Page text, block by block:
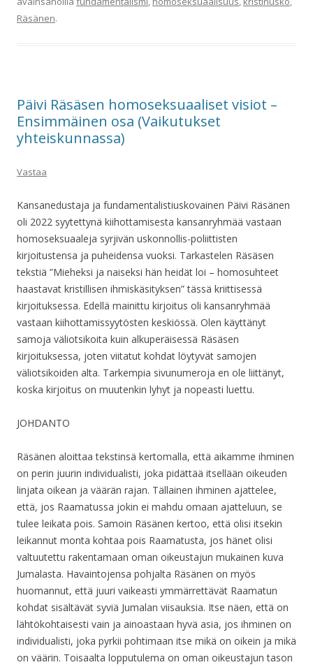
Räsänen.
Päivi Räsäsen homoseksuaaliset visiot –
Ensimmäinen osa (Vaikutukset
yhteiskunnassa)
Vastaa
Kansanedustaja ja fundamentalistiuskovainen Päivi Räsänen
oli 2022 syytettynä kiihottamisesta kansanryhmää vastaan
homoseksuaaleja syrjivän uskonnollis-poliittisten
kirjoitustensa ja puheidensa vuoksi. Tarkastelen Räsäsen
tekstiä ”Mieheksi ja naiseksi hän heidät loi – homosuhteet
haastavat kristillisen ihmiskäsityksen” tässä kriittisessä
kirjoituksessa. Edellä mainittu kirjoitus oli kansanryhmää
vastaan kiihottamissyytösten keskiössä. Olen käyttänyt
samoja väliotsikoita kuin alkuperäisessä Räsäsen
kirjoituksessa, joten viitatut kohdat löytyvät samojen
väliotsikoiden alta. Tarkempia sivunumeroja en ole liittänyt,
koska kirjoitus on muutenkin lyhyt ja nopeasti luettu.
JOHDANTO
Räsänen aloittaa tekstinsä kertomalla, että aikamme ihminen
on perin juurin individualisti, joka pidättää itsellään oikeuden
linjata oikean ja väärän rajan. Tällainen ihminen ajattelee,
että, jos Raamatussa jokin ei mahdu omaan ajatteluun, se
tulee leikata pois. Samoin Räsänen kertoo, että olisi itsekin
leikannut monta kohtaa pois Raamatusta, jos hänet olisi
valtuutettu rakentamaan oman oikeustajun mukainen kuva
Jumalasta. Havaintojensa pohjalta Räsänen on myös
huomannut, että juuri vaikeasti ymmärrettävät Raamatun
kohdat sisältävät syviä Jumalan viisauksia. Itse näen, että on
lähtökohtaisesti vain ja ainoastaan hyvä asia, jos ihminen on
individualisti, joka pyrkii pohtimaan itse mikä on oikein ja mikä
on väärin. Toisaalta lopputulema on oman oikeustajun tason